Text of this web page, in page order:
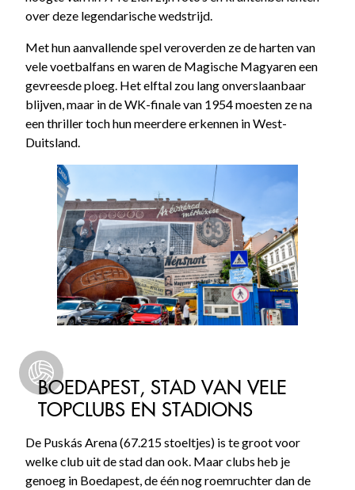
over deze legendarische wedstrijd.
Met hun aanvallende spel veroverden ze de harten van
vele voetbalfans en waren de Magische Magyaren een
gevreesde ploeg. Het elftal zou lang onverslaanbaar
blijven, maar in de WK-finale van 1954 moesten ze na
een thriller toch hun meerdere erkennen in West-
Duitsland.
BOEDAPEST, STAD VAN VELE
TOPCLUBS EN STADIONS
De Puskás Arena (67.215 stoeltjes) is te groot voor
welke club uit de stad dan ook. Maar clubs heb je
genoeg in Boedapest, de één nog roemruchter dan de